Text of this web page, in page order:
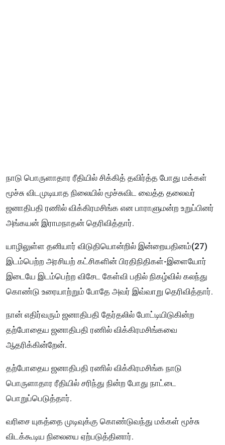
நாடு பொருளாதார ரீதியில் சிக்கித் தவிர்த்த போது மக்கள்
மூச்சு விடமுடியாத நிலையில் மூச்சுவிட வைத்த தலைவர்
ஜனாதிபதி ரணில் விக்கிரமசிங்க என பாராளுமன்ற உறுப்பினர்
அங்கயன் இராமநாதன் தெரிவித்தார்.
யாழிலுள்ள தனியார் விடுதியொன்றில் இன்றையதினம்(27)
இடம்பெற்ற அரசியற் கட்சிகளின் பிரதிநிதிகள்-இளையோர்
இடையே இடம்பெற்ற விசேட கேள்வி பதில் நிகழ்வில் கலந்து
கொண்டு உரையாற்றும் போதே அவர் இவ்வாறு தெரிவித்தார்.
நான் எதிர்வரும் ஜனாதிபதி தேர்தலில் போட்டியிடுகின்ற
தற்போதைய ஜனாதிபதி ரணில் விக்கிரமசிங்கவை
ஆதரிக்கின்றேன்.
தற்போதைய ஜனாதிபதி ரணில் விக்கிரமசிங்க நாடு
பொருளாதார ரீதியில் சரிந்து நின்ற போது நாட்டை
பொறுப்பெடுத்தார்.
வரிசை யுகத்தை முடிவுக்கு கொண்டுவந்து மக்கள் மூச்சு
விடக்கூடிய நிலையை ஏற்படுத்தினார்.